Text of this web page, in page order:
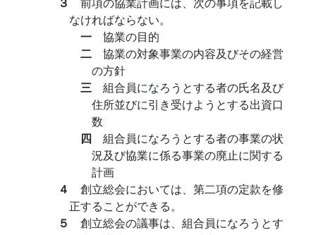
なければならない。
一 協業の目的
二 協業の対象事業の内容及びその経営
の方針
三 組合員になろうとする者の氏名及び
住所並びに引き受けようとする出資口
数
四 組合員になろうとする者の事業の状
況及び協業に係る事業の廃止に関する
計画
４ 創立総会においては、第二項の定款を修
正することができる。
５ 創立総会の議事は、組合員になろうとす